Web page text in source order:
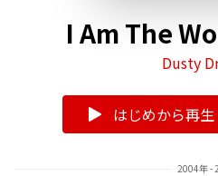
I Am The
Dusty
はじめから再生
2004年 -